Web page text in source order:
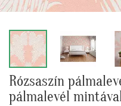
Rózsaszín
pálmalevél